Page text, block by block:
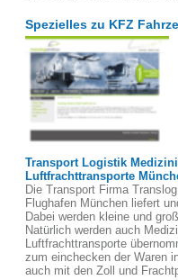
Spezielles zu KFZ
Transport Logistik
Luftfrachttransporte
Die Transport Firma
Flughafen München liefert
Dabei werden kleine und
Natürlich werden auch
Luftfrachttransporte
zum einchecken der Waren
auch mit den Zoll und